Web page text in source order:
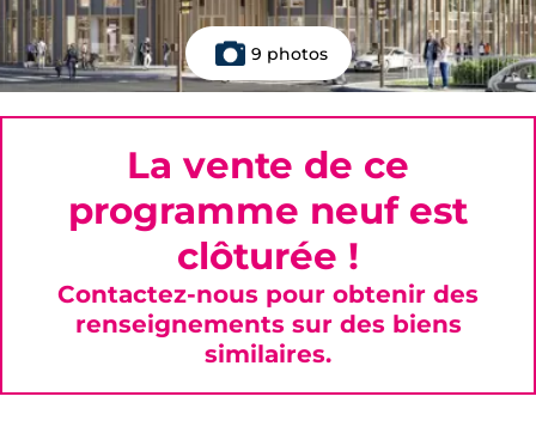
9 photos
La vente de ce
programme neuf est
clôturée !
Contactez-nous pour obtenir des
renseignements sur des biens
similaires.